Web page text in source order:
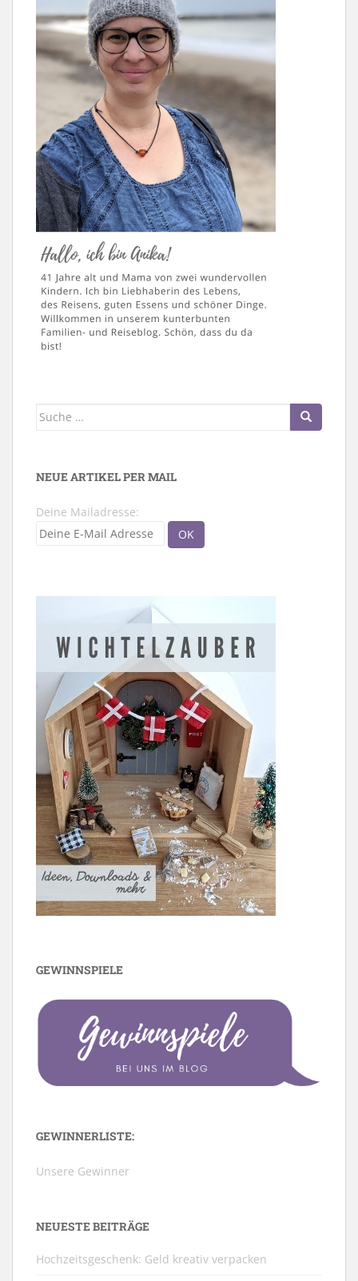
Suche
NEUE ARTIKEL PER MAIL
Deine Mailadresse:
GEWINNSPIELE
GEWINNERLISTE:
Unsere Gewinner
NEUESTE BEITRÄGE
Hochzeitsgeschenk: Geld kreativ verpacken